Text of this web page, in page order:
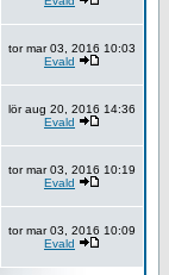
tor mar 03, 2016 10:03
Evald
lör aug 20, 2016 14:36
Evald
tor mar 03, 2016 10:19
Evald
tor mar 03, 2016 10:09
Evald